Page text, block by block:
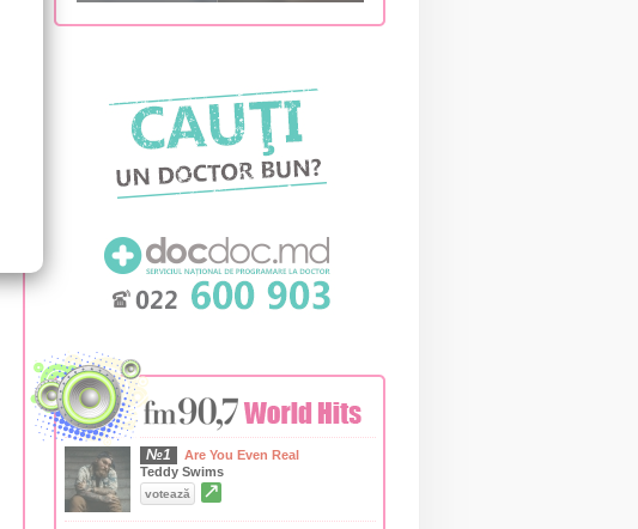
№1
Are You Even Real
Teddy Swims
votează ↗